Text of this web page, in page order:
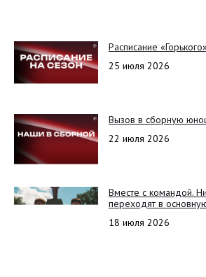
Расписание
25 июля 2026
Вызов в сборную
22 июля 2026
Вместе с командой.
переходят в
18 июля 2026